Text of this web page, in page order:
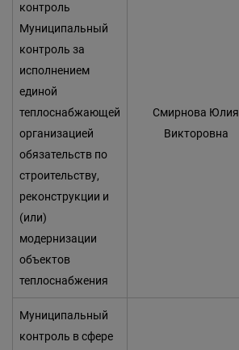
контроль
Муниципальный
контроль за
исполнением
единой
теплоснабжающей
организацией
обязательств по
строительству,
реконструкции и
(или)
модернизации
объектов
теплоснабжения
Смирнова Юлия
Викторовна
Муниципальный
контроль в сфере